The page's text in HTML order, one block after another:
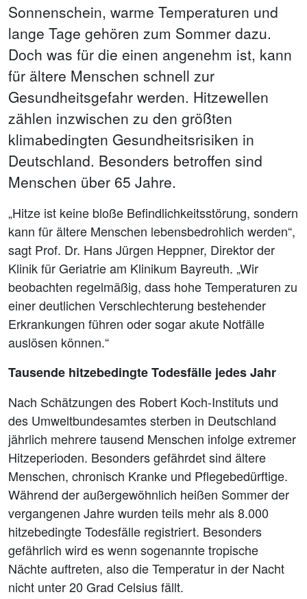
Sonnenschein, warme Temperaturen und
lange Tage gehören zum Sommer dazu.
Doch was für die einen angenehm ist, kann
für ältere Menschen schnell zur
Gesundheitsgefahr werden. Hitzewellen
zählen inzwischen zu den größten
klimabedingten Gesundheitsrisiken in
Deutschland. Besonders betroffen sind
Menschen über 65 Jahre.
„Hitze ist keine bloße Befindlichkeitsstörung, sondern
kann für ältere Menschen lebensbedrohlich werden“,
sagt Prof. Dr. Hans Jürgen Heppner, Direktor der
Klinik für Geriatrie am Klinikum Bayreuth. „Wir
beobachten regelmäßig, dass hohe Temperaturen zu
einer deutlichen Verschlechterung bestehender
Erkrankungen führen oder sogar akute Notfälle
auslösen können.“
Tausende hitzebedingte Todesfälle jedes Jahr
Nach Schätzungen des Robert Koch-Instituts und
des Umweltbundesamtes sterben in Deutschland
jährlich mehrere tausend Menschen infolge extremer
Hitzeperioden. Besonders gefährdet sind ältere
Menschen, chronisch Kranke und Pflegebedürftige.
Während der außergewöhnlich heißen Sommer der
vergangenen Jahre wurden teils mehr als 8.000
hitzebedingte Todesfälle registriert. Besonders
gefährlich wird es wenn sogenannte tropische
Nächte auftreten, also die Temperatur in der Nacht
nicht unter 20 Grad Celsius fällt.